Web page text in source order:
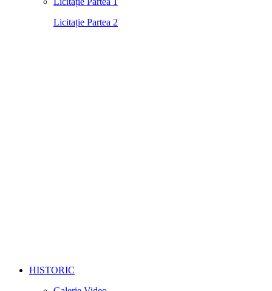
Licitație Partea 2
HISTORIC